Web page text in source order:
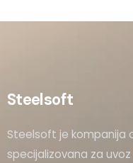
Steelsoft
Steelsoft je kompanija
specijalizovana za